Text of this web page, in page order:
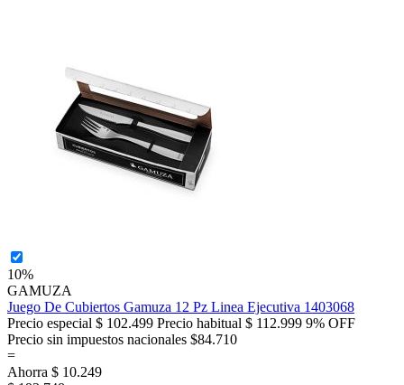
10%
GAMUZA
Juego De Cubiertos Gamuza 12 Pz Linea Ejecutiva 1403068
Precio especial $ 102.499 Precio habitual $ 112.999 9% OFF
Precio sin impuestos nacionales $84.710
=
Ahorra $ 10.249